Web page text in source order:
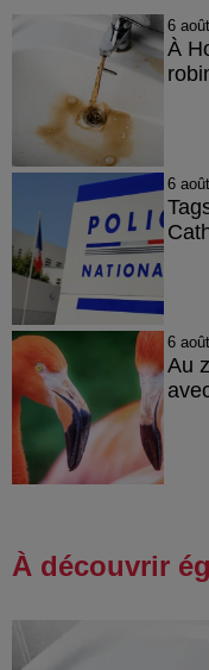
6
À
6
6
Au
À découvrir